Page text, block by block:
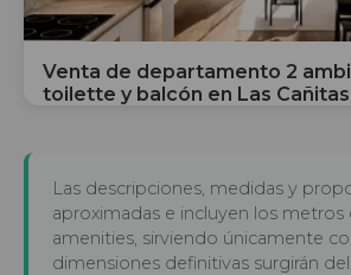
Venta de departamento 2
toilette y balcón en Las Cañitas
Las descripciones, medidas y
aproximadas e incluyen los metros
amenities, sirviendo únicamente
dimensiones definitivas surgirán